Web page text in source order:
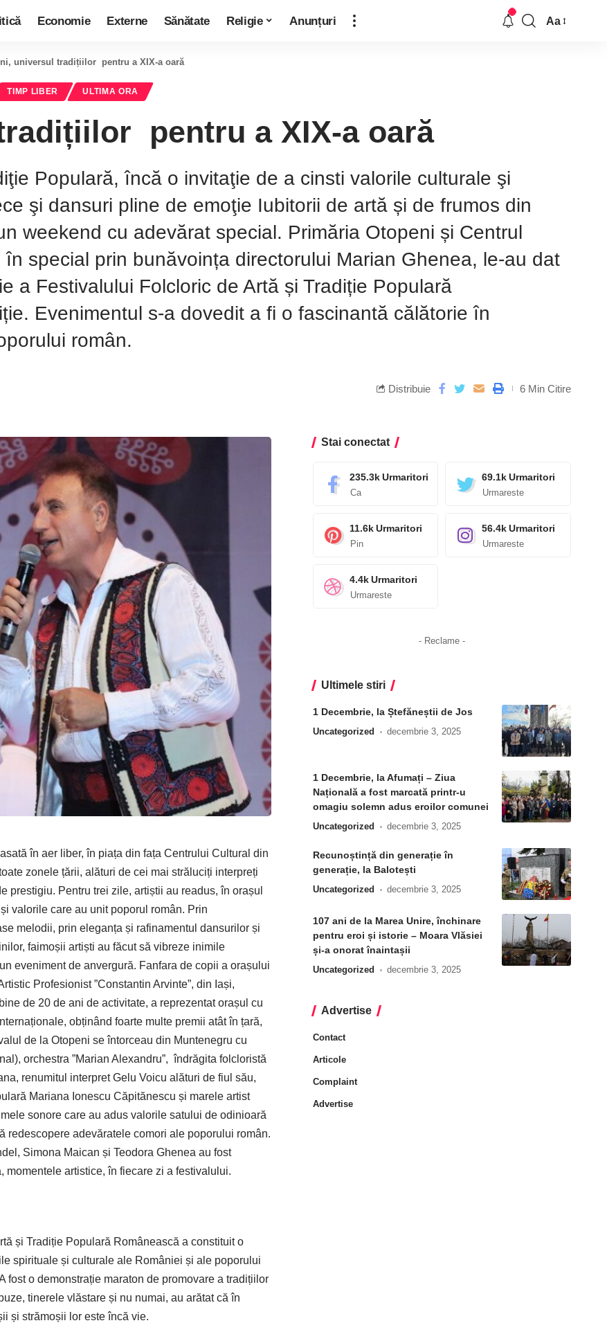
Economie Externe Sănătate Religie Anunțuri Aa
universul tradițiilor pentru a XIX-a oară
TIMP LIBER ULTIMA ORA
pentru a XIX-a oară
Populară, încă o invitaţie de a cinsti valorile culturale şi
şi dansuri pline de emoţie Iubitorii de artă și de frumos din
weekend cu adevărat special. Primăria Otopeni și Centrul
în special prin bunăvoința directorului Marian Ghenea, le-au dat
a Festivalului Folcloric de Artă și Tradiție Populară
Evenimentul s-a dovedit a fi o fascinantă călătorie în
român.
Distribuie 6 Min Citire
în aer liber, în piața din fața Centrului Cultural din
zonele țării, alături de cei mai străluciți interpreți
prestigiu. Pentru trei zile, artiștii au readus, în orașul
valorile care au unit poporul român. Prin
melodii, prin eleganța și rafinamentul dansurilor și
faimoșii artiști au făcut să vibreze inimile
eveniment de anvergură. Fanfara de copii a orașului
Profesionist ”Constantin Arvinte”, din Iași,
de 20 de ani de activitate, a reprezentat orașul cu
obținând foarte multe premii atât în țară,
de la Otopeni se întorceau din Muntenegru cu
orchestra ”Marian Alexandru”, îndrăgita folcloristă
renumitul interpret Gelu Voicu alături de fiul său,
Mariana Ionescu Căpitănescu și marele artist
sonore care au adus valorile satului de odinioară
redescopere adevăratele comori ale poporului român.
Simona Maican și Teodora Ghenea au fost
artistice, în fiecare zi a festivalului.
și Tradiție Populară Românească a constituit o
spirituale și culturale ale României și ale poporului
fost o demonstrație maraton de promovare a tradițiilor
tinerele vlăstare și nu numai, au arătat că în
și strămoșii lor este încă vie.
Stai conectat
235.3k Urmaritori
Ca
69.1k Urmaritori
Urmareste
11.6k Urmaritori
Pin
56.4k Urmaritori
Urmareste
4.4k Urmaritori
Urmareste
- Reclame -
Ultimele stiri
1 Decembrie, la Ștefăneștii de Jos
Uncategorized decembrie 3, 2025
1 Decembrie, la Afumați – Ziua
Națională a fost marcată printr-u
omagiu solemn adus eroilor comunei
Uncategorized decembrie 3, 2025
Recunoștință din generație în
generație, la Balotești
Uncategorized decembrie 3, 2025
107 ani de la Marea Unire, închinare
pentru eroi și istorie – Moara Vlăsiei
și-a onorat înaintașii
Uncategorized decembrie 3, 2025
Advertise
Contact
Articole
Complaint
Advertise